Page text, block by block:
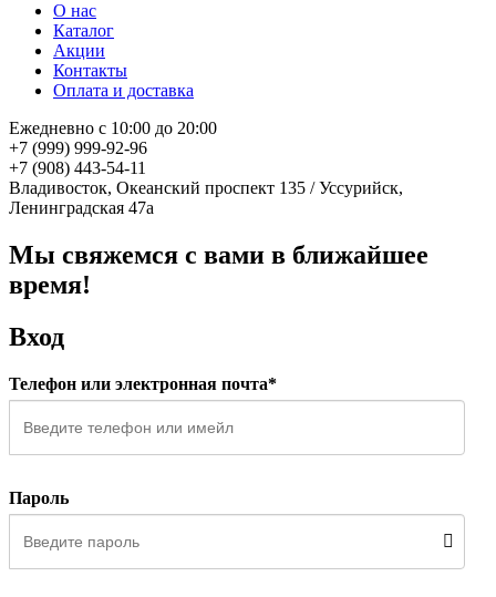
О нас
Каталог
Акции
Контакты
Оплата и доставка
Ежедневно с 10:00 до 20:00
+7 (999) 999-92-96
+7 (908) 443-54-11
Владивосток, Океанский проспект 135 / Уссурийск,
Ленинградская 47а
Мы свяжемся с вами в ближайшее
время!
Вход
Телефон или электронная почта*
Пароль